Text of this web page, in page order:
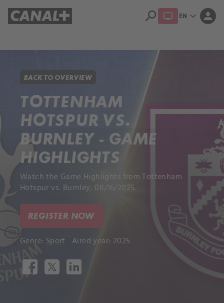
search EN expand_more person
BACK TO OVERVIEW
TOTTENHAM
HOTSPUR VS.
BURNLEY - GAME
HIGHLIGHTS
Watch the Game Highlights from Tottenham
Hotspur vs. Burnley, 08/16/2025.
REGISTER NOW
Genre: Sport Aired year: 2025